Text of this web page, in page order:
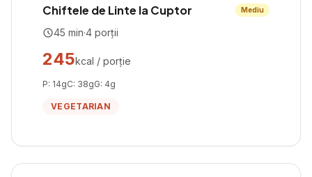
Chiftele de Linte la Cuptor Mediu
45 min·4 porții
245kcal / porție
P: 14gC: 38gG: 4g
VEGETARIAN